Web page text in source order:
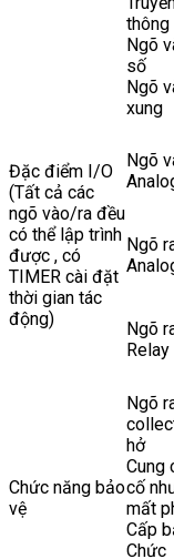
thông
Đặc điểm I/O
(Tất cả các
ngõ vào/ra đều
có thể lập trình
được , có
TIMER cài đặt
thời gian tác
động)
Ngõ
số
Ngõ
xung
Ngõ
Ngõ
Ngõ
Relay
Ngõ
hở
Chức năng bảo
vệ
Cung
cố
mất
Cấp
Chức